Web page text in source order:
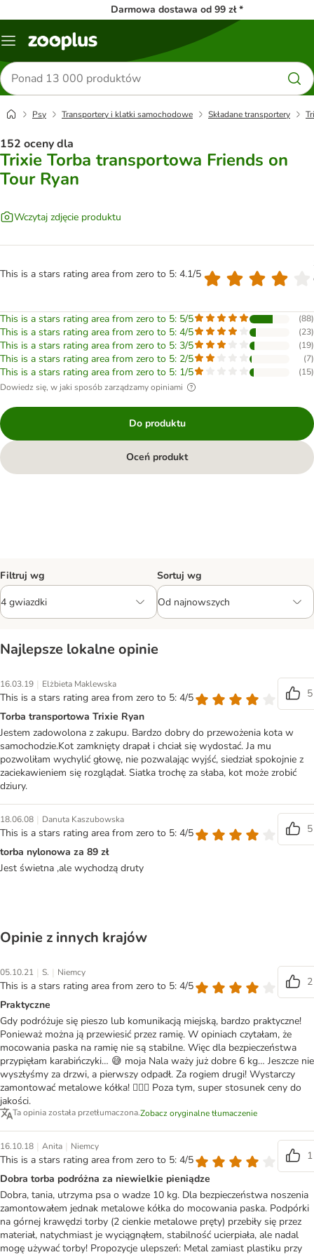
Darmowa dostawa od 99 zł *
Menu
Szukaj
produktów
Psy Transportery i klatki samochodowe Składane transportery
152 oceny dla
Trixie Torba transportowa Friends on
Tour Ryan
Wczytaj zdjęcie produktu
This is a stars rating area from zero to 5: 4.1/5
This is a stars rating area from zero to 5: 5/5 (88)
This is a stars rating area from zero to 5: 4/5 (23)
This is a stars rating area from zero to 5: 3/5 (19)
This is a stars rating area from zero to 5: 2/5 (7)
This is a stars rating area from zero to 5: 1/5 (15)
Dowiedz się, w jaki sposób zarządzamy opiniami
Do produktu
Oceń produkt
Filtruj wg Sortuj wg
Najlepsze lokalne opinie
16.03.19 | Elżbieta Maklewska
This is a stars rating area from zero to 5: 4/5
5
Torba transportowa Trixie Ryan
Jestem zadowolona z zakupu. Bardzo dobry do przewożenia kota w
samochodzie.Kot zamknięty drapał i chciał się wydostać. Ja mu
pozwoliłam wychylić głowę, nie pozwalając wyjść, siedział spokojnie z
zaciekawieniem się rozglądał. Siatka trochę za słaba, kot może zrobić
dziury.
18.06.08 | Danuta Kaszubowska
This is a stars rating area from zero to 5: 4/5
5
torba nylonowa za 89 zł
Jest świetna ,ale wychodzą druty
Opinie z innych krajów
05.10.21 | S. | Niemcy
This is a stars rating area from zero to 5: 4/5
2
Praktyczne
Gdy podróżuje się pieszo lub komunikacją miejską, bardzo praktyczne!
Ponieważ można ją przewiesić przez ramię. W opiniach czytałam, że
mocowania paska na ramię nie są stabilne. Więc dla bezpieczeństwa
przypięłam karabińczyki… 😅 moja Nala waży już dobre 6 kg… Jeszcze nie
wyszłyśmy za drzwi, a pierwszy odpadł. Za rogiem drugi! Wystarczy
zamontować metalowe kółka! 🤷🏼‍♀️ Poza tym, super stosunek ceny do
jakości.
Ta opinia została przetłumaczona.Zobacz oryginalne tłumaczenie
16.10.18 | Anita | Niemcy
This is a stars rating area from zero to 5: 4/5
1
Dobra torba podróżna za niewielkie pieniądze
Dobra, tania, utrzyma psa o wadze 10 kg. Dla bezpieczeństwa noszenia
zamontowałem jednak metalowe kółka do mocowania paska. Podpórki
na górnej krawędzi torby (2 cienkie metalowe pręty) przebiły się przez
materiał, natychmiast je wyciągnąłem, stabilność ucierpiała, ale nadal
mogę używać torby! Propozycje ulepszeń: Metal zamiast plastiku przy